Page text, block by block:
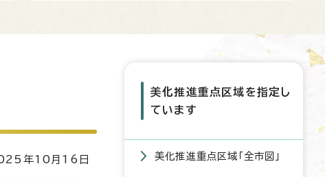
年10月16日
美化推進重点区域を指定し
ています
美化推進重点区域「全市図」